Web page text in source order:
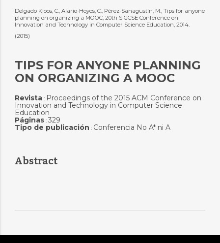
Delgado Kloos, C., Alario-Hoyos, C., Pérez-Sanagustín, M., Tips for anyone
planning on organizing a MOOC, 20th SIGCSE Conference on
Innovation and Technology in Computer Science Education, 2014.
(2015)
TIPS FOR ANYONE PLANNING
ON ORGANIZING A MOOC
Revista: Proceedings of the 2015 ACM Conference on
Innovation and Technology in Computer Science
Education
Páginas: 329
Tipo de publicación : Conferencia No A* ni A
Abstract